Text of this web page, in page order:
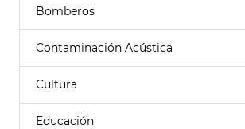
Bomberos
Contaminación Acústica
Cultura
Educación